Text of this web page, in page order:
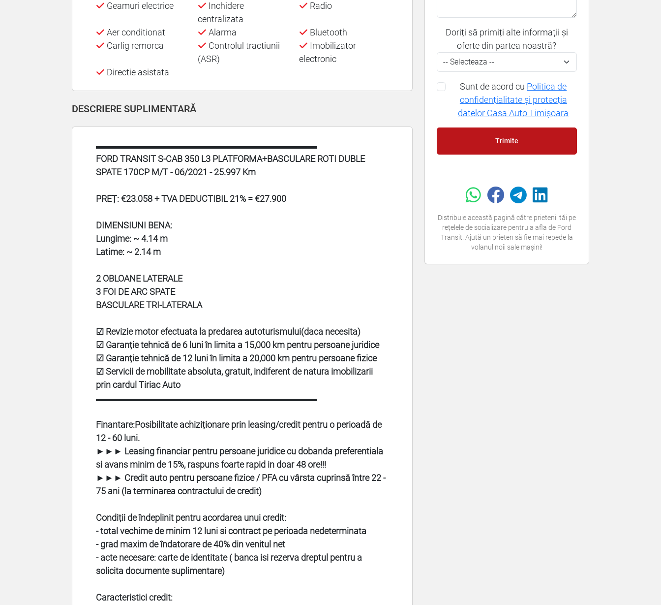
Geamuri electrice
Inchidere
centralizata
Radio
Aer conditionat Alarma
Bluetooth
Carlig remorca
Controlul tractiunii
(ASR)
Imobilizator
electronic
Directie asistata
DESCRIERE SUPLIMENTARĂ
▬▬▬▬▬▬▬▬▬▬▬▬▬▬▬▬▬▬▬▬▬▬▬▬▬
FORD TRANSIT S-CAB 350 L3 PLATFORMA+BASCULARE ROTI DUBLE
SPATE 170CP M/T - 06/2021 - 25.997 Km
PREȚ: €23.058 + TVA DEDUCTIBIL 21% = €27.900
DIMENSIUNI BENA:
Lungime: ~ 4.14 m
Latime: ~ 2.14 m
2 OBLOANE LATERALE
3 FOI DE ARC SPATE
BASCULARE TRI-LATERALA
☑ Revizie motor efectuata la predarea autoturismului(daca necesita)
☑ Garanție tehnică de 6 luni în limita a 15,000 km pentru persoane juridice
☑ Garanție tehnică de 12 luni în limita a 20,000 km pentru persoane fizice
☑ Servicii de mobilitate absoluta, gratuit, indiferent de natura imobilizarii
prin cardul Tiriac Auto
▬▬▬▬▬▬▬▬▬▬▬▬▬▬▬▬▬▬▬▬▬▬▬▬▬
Finantare:Posibilitate achiziționare prin leasing/credit pentru o perioadă de
12 - 60 luni.
►►► Leasing financiar pentru persoane juridice cu dobanda preferentiala
si avans minim de 15%, raspuns foarte rapid in doar 48 ore!!!
►►► Credit auto pentru persoane fizice / PFA cu vârsta cuprinsă între 22 -
75 ani (la terminarea contractului de credit)
Condiții de îndeplinit pentru acordarea unui credit:
- total vechime de minim 12 luni si contract pe perioada nedeterminata
- grad maxim de îndatorare de 40% din venitul net
- acte necesare: carte de identitate ( banca isi rezerva dreptul pentru a
solicita documente suplimentare)
Caracteristici credit:
Doriți să primiți alte informații și
oferte din partea noastră?
Sunt de acord cu Politica de
confidențialitate și protecția
datelor Casa Auto Timișoara
Trimite
Distribuie această pagină către prietenii tăi pe
rețelele de socializare pentru a afla de Ford
Transit. Ajută un prieten să fie mai repede la
volanul noii sale mașini!